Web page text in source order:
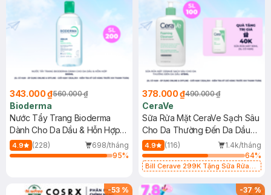
343.000 ₫560.000 ₫
Bioderma
Nước Tẩy Trang Bioderma
Dành Cho Da Dầu & Hỗn Hợp
500ml
4.9 (228)
698/tháng
95%
378.000 ₫490.000 ₫
CeraVe
Sữa Rửa Mặt CeraVe Sạch Sâu
Cho Da Thường Đến Da Dầu
473ml
4.9 (116)
1.4k/tháng
64%
Bill Cerave 299K Tặng Sữa Rửa
-53 % -37%